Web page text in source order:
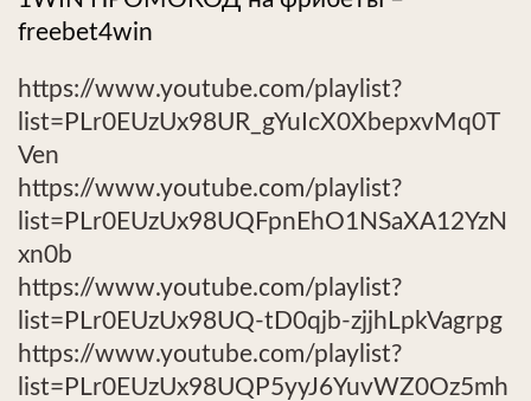
freebet4win
https://www.youtube.com/playlist?
list=PLr0EUzUx98UR_gYuIcX0XbepxvMq0T
Ven
https://www.youtube.com/playlist?
list=PLr0EUzUx98UQFpnEhO1NSaXA12YzN
xn0b
https://www.youtube.com/playlist?
list=PLr0EUzUx98UQ-tD0qjb-zjjhLpkVagrpg
https://www.youtube.com/playlist?
list=PLr0EUzUx98UQP5yyJ6YuvWZ0Oz5mh